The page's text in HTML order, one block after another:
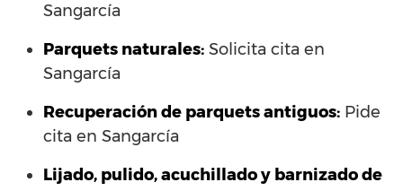
Sangarcía
Parquets naturales: Solicita cita en
Sangarcía
Recuperación de parquets antiguos: Pide
cita en Sangarcía
Lijado, pulido, acuchillado y barnizado de